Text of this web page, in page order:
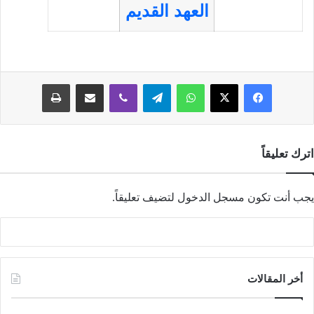
العهد القديم
فيسبوك ‫X واتساب تيلقرام ڤايبر
اترك تعليقاً
يجب أنت تكون مسجل الدخول لتضيف تعليقاً.
أخر المقالات